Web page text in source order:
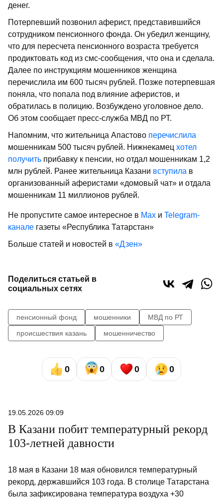
денег.
Потерпевший позвонил аферист, представившийся
сотрудником пенсионного фонда. Он убедил женщину,
что для пересчета пенсионного возраста требуется
продиктовать код из смс-сообщения, что она и сделала.
Далее по инструкциям мошенников женщина
перечислила им 600 тысяч рублей. Позже потерпевшая
поняла, что попала под влияние аферистов, и
обратилась в полицию. Возбуждено уголовное дело.
Об этом сообщает пресс-служба МВД по РТ.
Напомним, что жительница Апастово перечислила
мошенникам 500 тысяч рублей. Нижнекамец хотел
получить прибавку к пенсии, но отдал мошенникам 1,2
млн рублей. Ранее жительница Казани вступила в
организованный аферистами «домовый чат» и отдала
мошенникам 11 миллионов рублей.
Не пропустите самое интересное в Max и Telegram-
канале газеты «Республика Татарстан»
Больше статей и новостей в «Дзен»
Поделиться статьей в
социальных сетях
пенсионный фонд мошенники
МВД по РТ
происшествия казань
мошенничество
0 0 0 0
19.05.2026 09:09
В Казани побит температурный рекорд
103-летней давности
18 мая в Казани 18 мая обновился температурный
рекорд, державшийся 103 года. В столице Татарстана
была зафиксирована температура воздуха +30